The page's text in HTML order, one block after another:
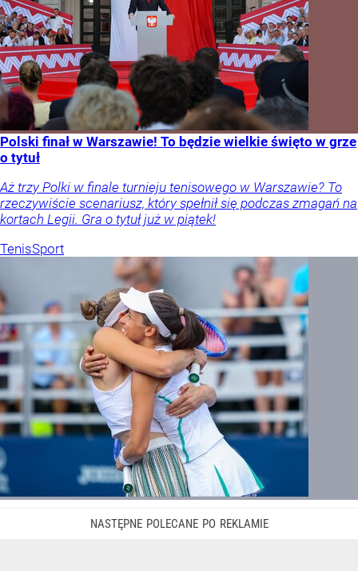
Polski finał w Warszawie! To będzie wielkie święto w grze
o tytuł
Aż trzy Polki w finale turnieju tenisowego w Warszawie? To
rzeczywiście scenariusz, który spełnił się podczas zmagań na
kortach Legii. Gra o tytuł już w piątek!
TenisSport